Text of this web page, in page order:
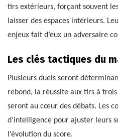
tirs extérieurs, forçant souvent
laisser des espaces intérieurs.
enjeux fait d’eux un adversaire
Les clés tactiques du
Plusieurs duels seront
rebond, la réussite aux tirs à
seront au cœur des débats. Les
d’intelligence pour ajuster leurs
l’évolution du score.